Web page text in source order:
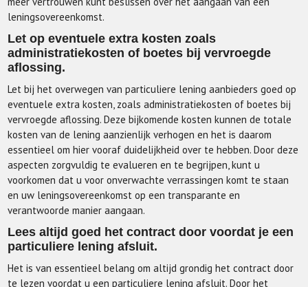
leningsovereenkomst.
Let op eventuele extra kosten zoals
administratiekosten of boetes bij vervroegde
aflossing.
Let bij het overwegen van particuliere lening aanbieders goed op
eventuele extra kosten, zoals administratiekosten of boetes bij
vervroegde aflossing. Deze bijkomende kosten kunnen de totale
kosten van de lening aanzienlijk verhogen en het is daarom
essentieel om hier vooraf duidelijkheid over te hebben. Door deze
aspecten zorgvuldig te evalueren en te begrijpen, kunt u
voorkomen dat u voor onverwachte verrassingen komt te staan
en uw leningsovereenkomst op een transparante en
verantwoorde manier aangaan.
Lees altijd goed het contract door voordat je een
particuliere lening afsluit.
Het is van essentieel belang om altijd grondig het contract door
te lezen voordat u een particuliere lening afsluit. Door het